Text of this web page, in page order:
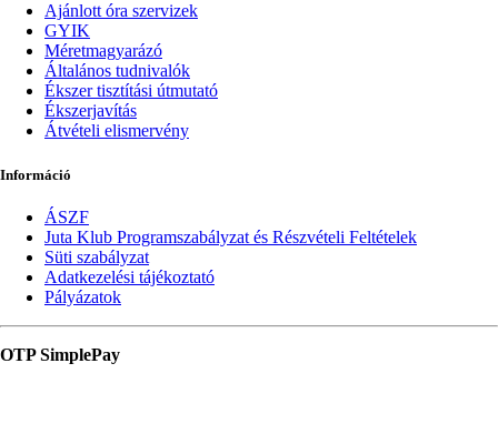
Ajánlott óra szervizek
GYIK
Méretmagyarázó
Általános tudnivalók
Ékszer tisztítási útmutató
Ékszerjavítás
Átvételi elismervény
Információ
ÁSZF
Juta Klub Programszabályzat és Részvételi Feltételek
Süti szabályzat
Adatkezelési tájékoztató
Pályázatok
OTP SimplePay